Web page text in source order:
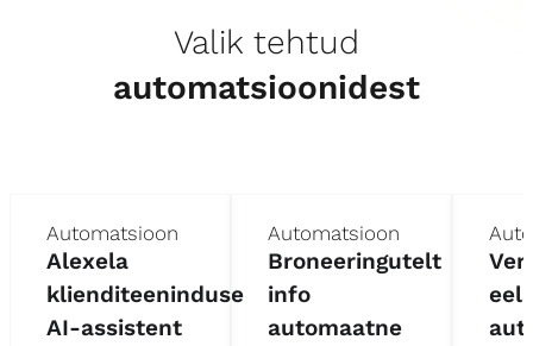
Valik tehtud
automatsioonidest
Automatsioon
Alexela
klienditeeninduse
AI-assistent
Automatsioon
Broneeringutelt
info
automaatne